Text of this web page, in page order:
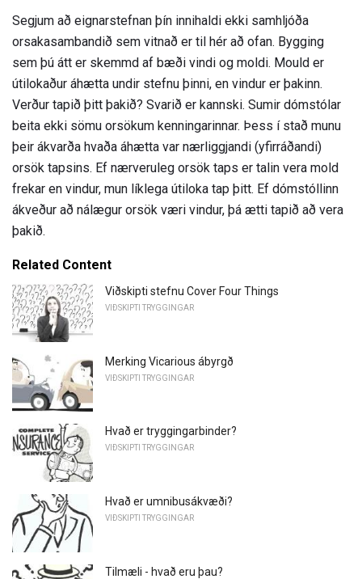
Segjum að eignarstefnan þín innihaldi ekki samhljóða
orsakasambandið sem vitnað er til hér að ofan. Bygging
sem þú átt er skemmd af bæði vindi og moldi. Mould er
útilokaður áhætta undir stefnu þinni, en vindur er þakinn.
Verður tapið þitt þakið? Svarið er kannski. Sumir dómstólar
beita ekki sömu orsökum kenningarinnar. Þess í stað munu
þeir ákvarða hvaða áhætta var nærliggjandi (yfirráðandi)
orsök tapsins. Ef nærveruleg orsök taps er talin vera mold
frekar en vindur, mun líklega útiloka tap þitt. Ef dómstóllinn
ákveður að nálægur orsök væri vindur, þá ætti tapið að vera
þakið.
Related Content
Viðskipti stefnu Cover Four Things
VIÐSKIPTI TRYGGINGAR
Merking Vicarious ábyrgð
VIÐSKIPTI TRYGGINGAR
Hvað er tryggingarbinder?
VIÐSKIPTI TRYGGINGAR
Hvað er umnibusákvæði?
VIÐSKIPTI TRYGGINGAR
Tilmæli - hvað eru þau?